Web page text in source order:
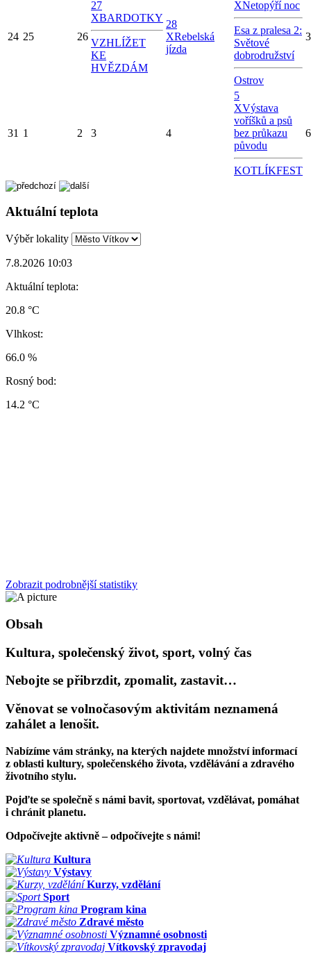
24 25 26
27
XBARDOTKY
VZHLÍŽET
KE
HVĚZDÁM
28
XRebelská
jízda
XNetopýří noc
Esa z pralesa 2:
Světové
dobrodružství
Ostrov
31 1 2 3 4
5
XVýstava
voříšků a psů
bez průkazu
původu
KOTLÍKFEST
6
Aktuální teplota
Výběr lokality
7.8.2026 10:03
Aktuální teplota:
20.8 °C
Vlhkost:
66.0 %
Rosný bod:
14.2 °C
Zobrazit podrobnější statistiky
Obsah
Kultura, společenský život, sport, volný čas
Nebojte se přibrzdit, zpomalit, zastavit…
Věnovat se volnočasovým aktivitám neznamená
zahálet a lenošit.
Nabízíme vám stránky, na kterých najdete množství informací
z oblasti kultury, společenského života, vzdělávání a zdravého
životního stylu.
Pojďte se společně s námi bavit, sportovat, vzdělávat, pomáhat
i chránit planetu.
Odpočívejte aktivně – odpočívejte s námi!
Kultura
Výstavy
Kurzy, vzdělání
Sport
Program kina
Zdravé město
Významné osobnosti
Vítkovský zpravodaj